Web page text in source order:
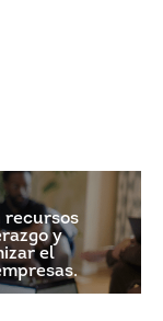
recursos
y
el